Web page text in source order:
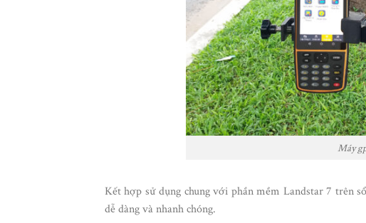
Máy
Kết hợp sử dụng chung với phần mềm Landstar 7 trên
dễ dàng và nhanh chóng.